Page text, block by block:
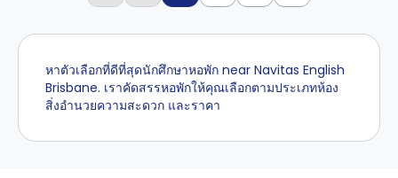
หาตัวเลือกที่ดีที่สุดนักศึกษาหอพัก near Navitas English
Brisbane. เราคัดสรรหอพักให้คุณเลือกตามประเภทห้อง
สิ่งอำนวยความสะดวก และราคา